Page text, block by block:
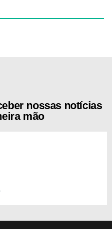
nossas notícias
mão